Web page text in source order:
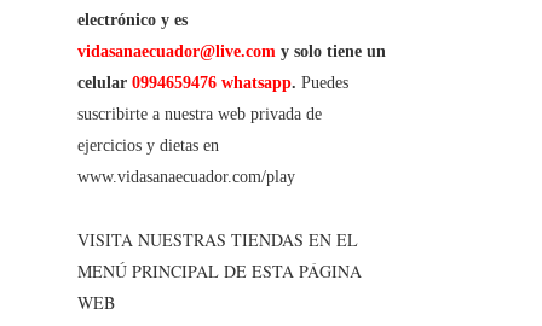
electrónico y es
vidasanaecuador@live.com y solo tiene un
celular 0994659476 whatsapp. Puedes
suscribirte a nuestra web privada de
ejercicios y dietas en
www.vidasanaecuador.com/play
VISITA NUESTRAS TIENDAS EN EL
MENÚ PRINCIPAL DE ESTA PÁGINA
WEB